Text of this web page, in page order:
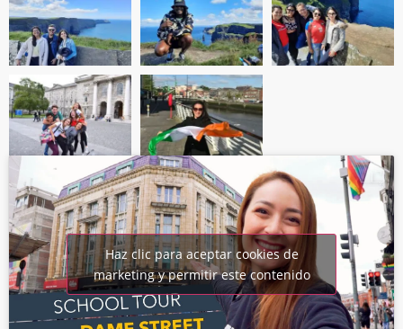
Haz clic para aceptar cookies de
marketing y permitir este contenido